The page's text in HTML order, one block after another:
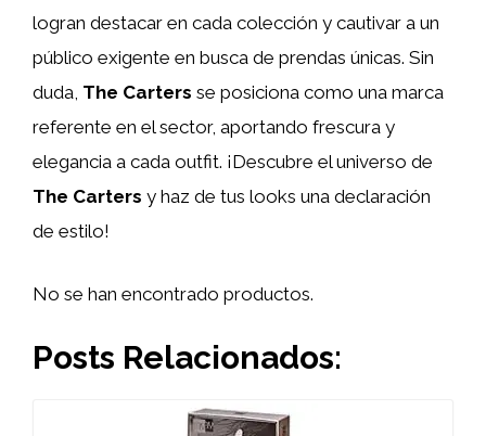
logran destacar en cada colección y cautivar a un
público exigente en busca de prendas únicas. Sin
duda, The Carters se posiciona como una marca
referente en el sector, aportando frescura y
elegancia a cada outfit. ¡Descubre el universo de
The Carters y haz de tus looks una declaración
de estilo!
No se han encontrado productos.
Posts Relacionados: